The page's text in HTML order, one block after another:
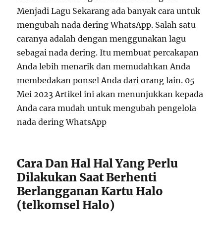
Menjadi Lagu Sekarang ada banyak cara untuk
mengubah nada dering WhatsApp. Salah satu
caranya adalah dengan menggunakan lagu
sebagai nada dering. Itu membuat percakapan
Anda lebih menarik dan memudahkan Anda
membedakan ponsel Anda dari orang lain. 05
Mei 2023 Artikel ini akan menunjukkan kepada
Anda cara mudah untuk mengubah pengelola
nada dering WhatsApp
Cara Dan Hal Hal Yang Perlu
Dilakukan Saat Berhenti
Berlangganan Kartu Halo
(telkomsel Halo)